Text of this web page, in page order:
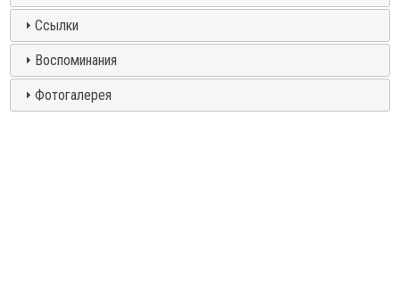
Ссылки
Воспоминания
Фотогалерея